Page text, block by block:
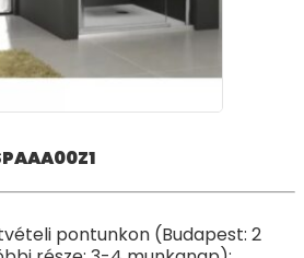
pontunkon (Budapest: 2